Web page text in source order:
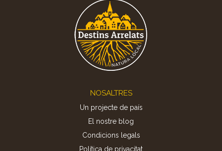
NOSALTRES
Un projecte de país
El nostre blog
Condicions legals
Política de privacitat